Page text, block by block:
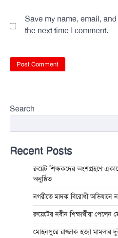
Save my name, email,
the next time I comment.
Search
Recent Posts
রুয়েট শিক্ষকদের অংশগ্রহণে
অনুষ্ঠিত
নগরীতে মাদক বিরোধী অভিযানে
রুয়েটের নবীন শিক্ষার্থীরা পেলেন
মোহনপুরে রাজ্জাক হত্যা মামলার